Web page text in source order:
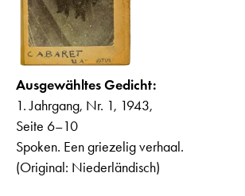
Ausgewähltes Gedicht:
1. Jahrgang, Nr. 1, 1943,
Seite 6–10
Spoken. Een griezelig verhaal.
(Original: Niederländisch)